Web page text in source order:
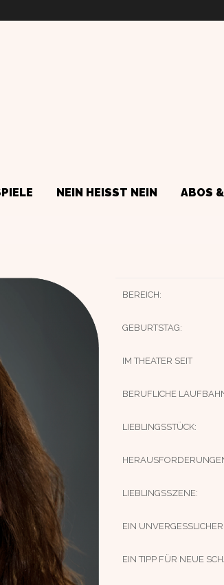
NEIN HEISST NEIN ABOS
BEREICH:
GEBURTSTAG:
IM THEATER SEIT
BERUFLICHE
LIEBLINGSSTÜCK:
LIEBLINGSSZENE:
EIN
EIN TIPP FÜR NEUE